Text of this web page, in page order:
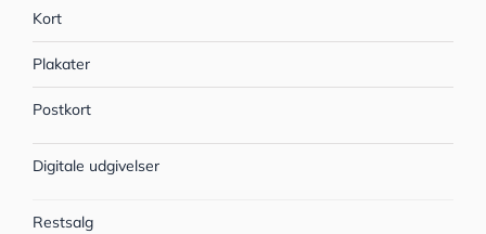
Kort
Plakater
Postkort
Digitale udgivelser
Restsalg